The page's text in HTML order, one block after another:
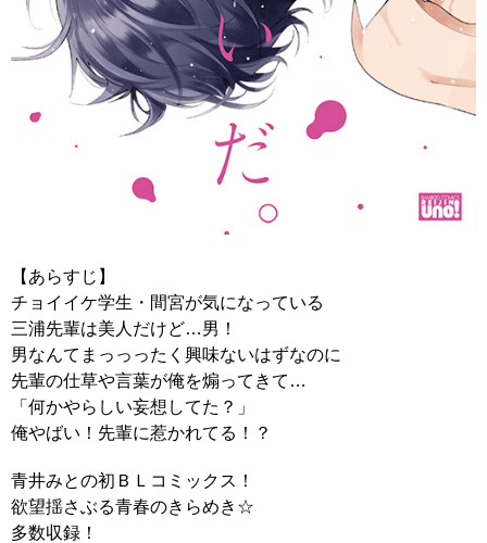
【あらすじ】
チョイイケ学生・間宮が気になっている
三浦先輩は美人だけど…男！
男なんてまっっったく興味ないはずなのに
先輩の仕草や言葉が俺を煽ってきて…
「何かやらしい妄想してた？」
俺やばい！先輩に惹かれてる！？
青井みとの初ＢＬコミックス！
欲望揺さぶる青春のきらめき☆
多数収録！